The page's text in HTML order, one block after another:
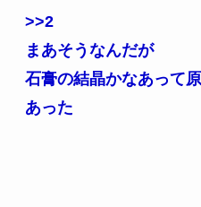
>>2
まあそうなんだが
石膏の結晶かなあって
あった